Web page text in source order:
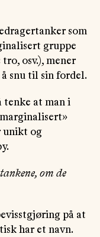
som
gruppe
osv.), mener
snu til sin fordel.
tenke at man i
unikt og
om de
på at
har et navn.